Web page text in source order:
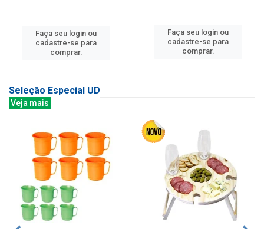
Faça seu login ou
cadastre-se para
comprar.
Faça seu login ou
cadastre-se para
comprar.
Seleção Especial UD
Veja mais